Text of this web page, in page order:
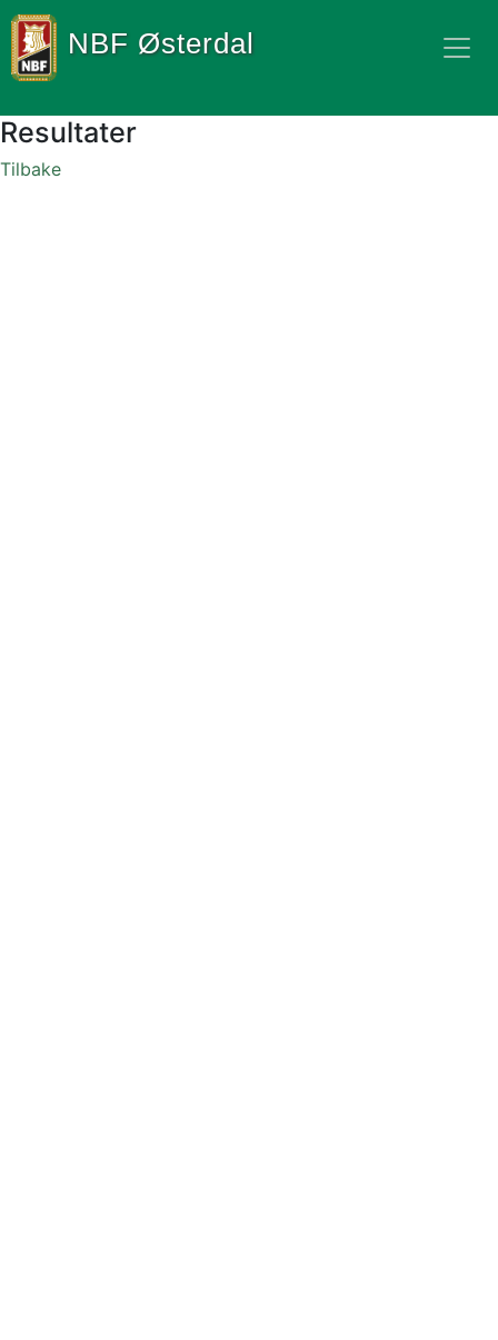
NBF Østerdal
Resultater
Tilbake